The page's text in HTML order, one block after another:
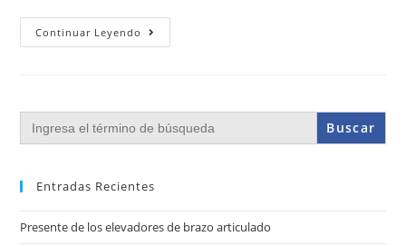
Continuar Leyendo
Buscar:
Entradas Recientes
Presente de los elevadores de brazo articulado